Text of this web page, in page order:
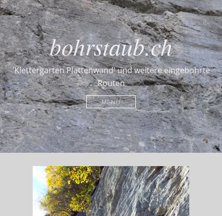
bohrstaub.ch
'Klettergarten Plattenwand' und weitere eingebohrte
Routen
MENU